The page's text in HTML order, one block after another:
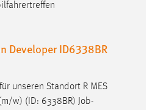
Developer ID6338BR
unseren Standort R MES
w) (ID: 6338BR) Job-